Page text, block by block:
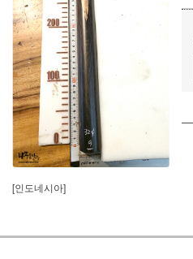
[인도네시아]